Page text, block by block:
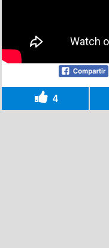
4